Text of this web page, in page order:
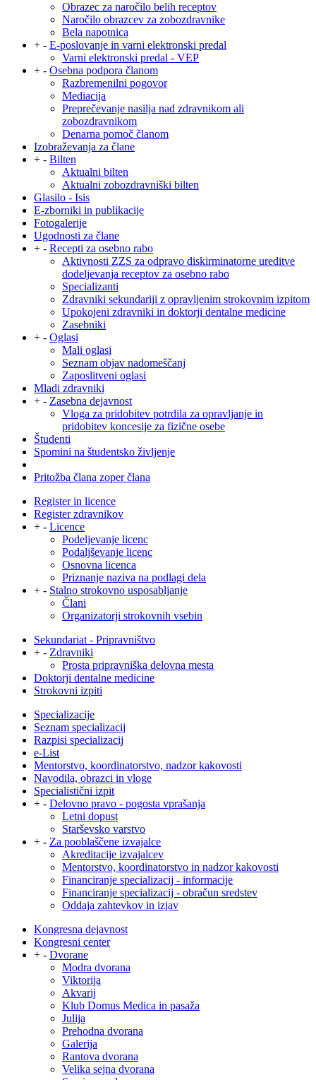
Obrazec za naročilo belih receptov
Naročilo obrazcev za zobozdravnike
Bela napotnica
+ - E-poslovanje in varni elektronski predal
Varni elektronski predal - VEP
+ - Osebna podpora članom
Razbremenilni pogovor
Mediacija
Preprečevanje nasilja nad zdravnikom ali
zobozdravnikom
Denarna pomoč članom
Izobraževanja za člane
+ - Bilten
Aktualni bilten
Aktualni zobozdravniški bilten
Glasilo - Isis
E-zborniki in publikacije
Fotogalerije
Ugodnosti za člane
+ - Recepti za osebno rabo
Aktivnosti ZZS za odpravo diskirminatorne ureditve
dodeljevanja receptov za osebno rabo
Specializanti
Zdravniki sekundariji z opravljenim strokovnim izpitom
Upokojeni zdravniki in doktorji dentalne medicine
Zasebniki
+ - Oglasi
Mali oglasi
Seznam objav nadomeščanj
Zaposlitveni oglasi
Mladi zdravniki
+ - Zasebna dejavnost
Vloga za pridobitev potrdila za opravljanje in
pridobitev koncesije za fizične osebe
Študenti
Spomini na študentsko življenje
Pritožba člana zoper člana
Register in licence
Register zdravnikov
+ - Licence
Podeljevanje licenc
Podaljševanje licenc
Osnovna licenca
Priznanje naziva na podlagi dela
+ - Stalno strokovno usposabljanje
Člani
Organizatorji strokovnih vsebin
Sekundariat - Pripravništvo
+ - Zdravniki
Prosta pripravniška delovna mesta
Doktorji dentalne medicine
Strokovni izpiti
Specializacije
Seznam specializacij
Razpisi specializacij
e-List
Mentorstvo, koordinatorstvo, nadzor kakovosti
Navodila, obrazci in vloge
Specialistični izpit
+ - Delovno pravo - pogosta vprašanja
Letni dopust
Starševsko varstvo
+ - Za pooblaščene izvajalce
Akreditacije izvajalcev
Mentorstvo, koordinatorstvo in nadzor kakovosti
Financiranje specializacij - informacije
Financiranje specializacij - obračun sredstev
Oddaja zahtevkov in izjav
Kongresna dejavnost
Kongresni center
+ - Dvorane
Modra dvorana
Viktorija
Akvarij
Klub Domus Medica in pasaža
Julija
Prehodna dvorana
Galerija
Rantova dvorana
Velika sejna dvorana